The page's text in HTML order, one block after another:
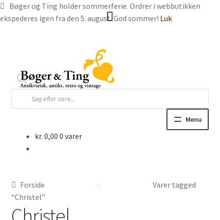
Bøger og Ting holder sommerferie. Ordrer i webbutikken
ekspederes igen fra den 5. august. God sommer! Luk
navigation
indhold
Products
search
Menu
Bøger og blade
kr. 0,00 0 varer
Forside
Varer tagged
“Christel”